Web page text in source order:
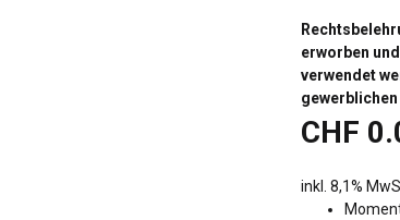
erworben
verwendet
CHF
inkl. 8,1%